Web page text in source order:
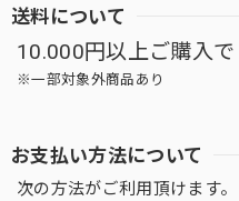
送料について
10.000円以上ご購入で
※一部対象外商品あり
お支払い方法について
次の方法がご利用頂けます。